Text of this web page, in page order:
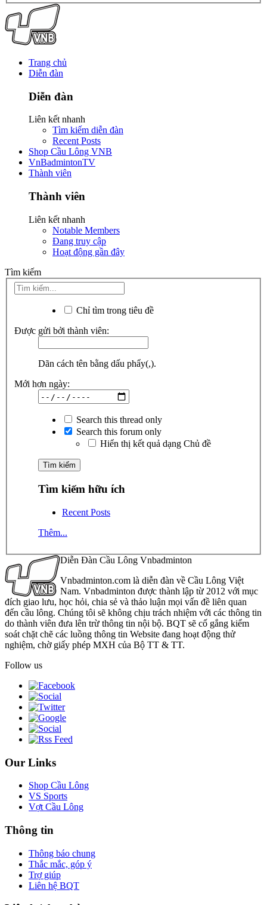
Trang chủ
Diễn đàn
Diễn đàn
Liên kết nhanh
Tìm kiếm diễn đàn
Recent Posts
Shop Cầu Lông VNB
VnBadmintonTV
Thành viên
Thành viên
Liên kết nhanh
Notable Members
Đang truy cập
Hoạt động gần đây
Tìm kiếm
Chỉ tìm trong tiêu đề
Được gửi bởi thành viên:
Dãn cách tên bằng dấu phẩy(,).
Mới hơn ngày:
Search this thread only
Search this forum only
Hiển thị kết quả dạng Chủ đề
Tìm kiếm hữu ích
Recent Posts
Thêm...
Diễn Đàn Cầu Lông Vnbadminton
Vnbadminton.com là diễn đàn về Cầu Lông Việt
Nam. Vnbadminton được thành lập từ 2012 với mục
đích giao lưu, học hỏi, chia sẻ và thảo luận mọi vấn đề liên quan
đến cầu lông. Chúng tôi sẽ không chịu trách nhiệm với các thông tin
do thành viên đưa lên trừ thông tin nội bộ. BQT sẽ cố gắng kiểm
soát chặt chẽ các luồng thông tin Website đang hoạt động thử
nghiệm, chờ giấy phép MXH của Bộ TT & TT.
Follow us
Our Links
Shop Cầu Lông
VS Sports
Vợt Cầu Lông
Thông tin
Thông báo chung
Thắc mắc, góp ý
Trợ giúp
Liên hệ BQT